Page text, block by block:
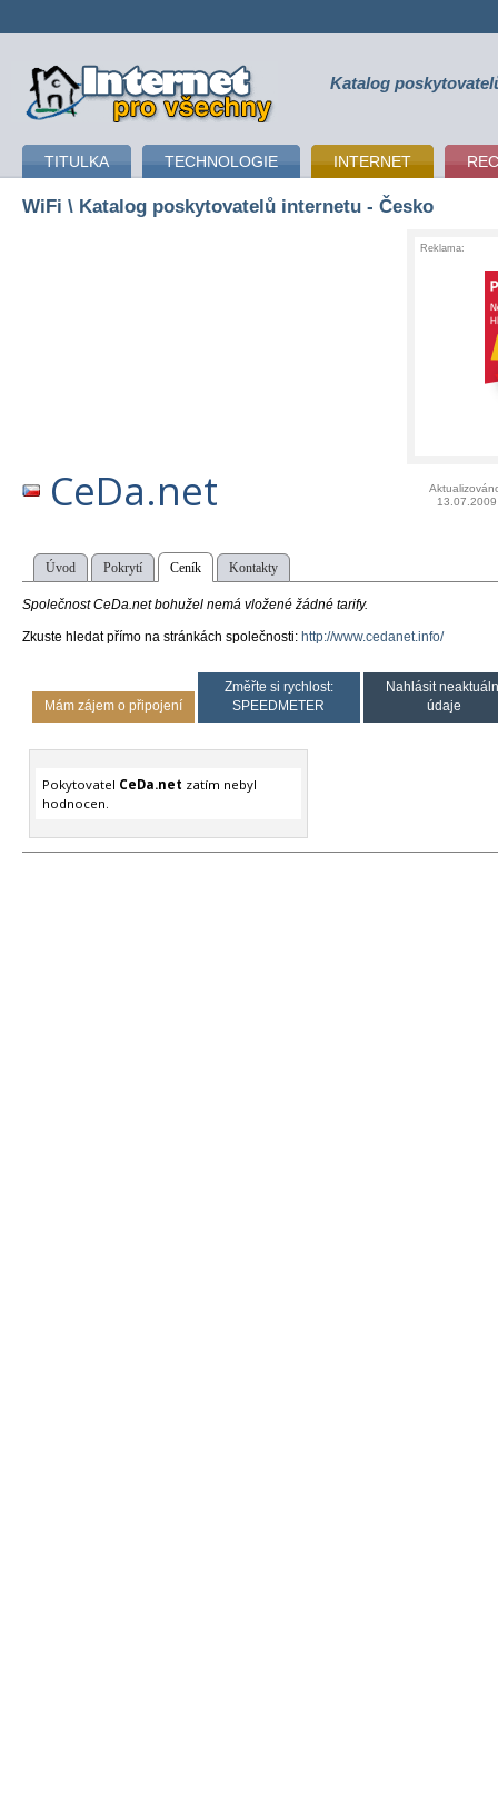
připojení k internetu Katalog
TITULKA TECHNOLOGIE INTERNET
WiFi \ Katalog poskytovatelů internetu - Česko
Reklama:
CeDa.net
13.07.2009
Úvod Pokrytí Ceník Kontakty
Společnost CeDa.net bohužel nemá vložené žádné tarify.
Zkuste hledat přímo na stránkách společnosti: http://www.cedanet.info/
Mám zájem o připojení
Změřte si rychlost:
SPEEDMETER
Nahlásit
údaje
Pokytovatel CeDa.net zatím nebyl
hodnocen.